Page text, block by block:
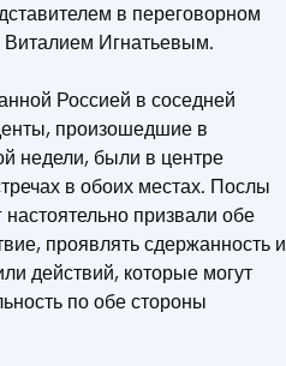
в переговорном
Виталием Игнатьевым.
Россией в соседней
произошедшие в
недели, были в центре
в обоих местах. Послы
призвали обе
проявлять сдержанность и
действий, которые могут
по обе стороны